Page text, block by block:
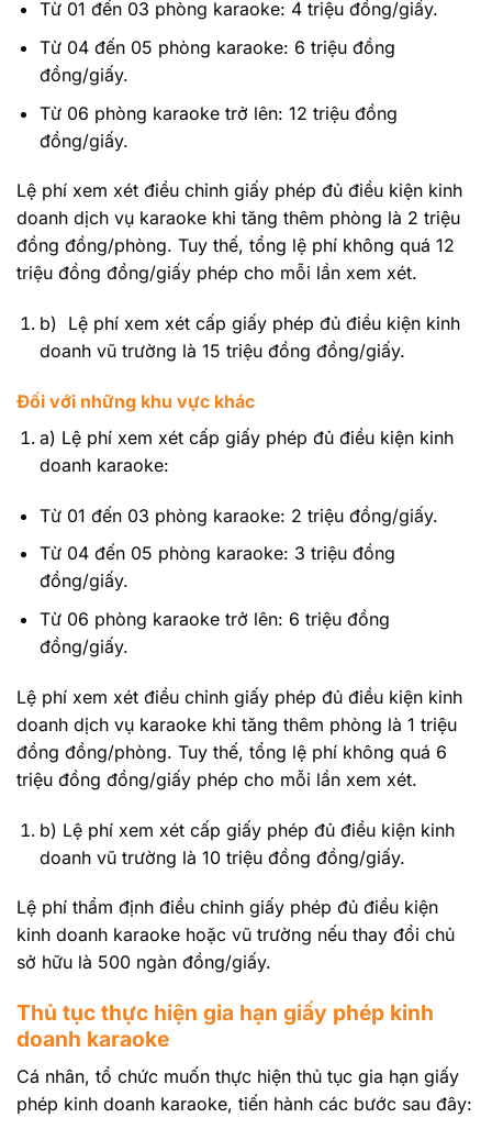
Từ 01 đến 03 phòng karaoke: 4 triệu đồng/giấy.
Từ 04 đến 05 phòng karaoke: 6 triệu đồng
đồng/giấy.
Từ 06 phòng karaoke trở lên: 12 triệu đồng
đồng/giấy.
Lệ phí xem xét điều chỉnh giấy phép đủ điều kiện kinh
doanh dịch vụ karaoke khi tăng thêm phòng là 2 triệu
đồng đồng/phòng. Tuy thế, tổng lệ phí không quá 12
triệu đồng đồng/giấy phép cho mỗi lần xem xét.
b) Lệ phí xem xét cấp giấy phép đủ điều kiện kinh
doanh vũ trường là 15 triệu đồng đồng/giấy.
Đối với những khu vực khác
a) Lệ phí xem xét cấp giấy phép đủ điều kiện kinh
doanh karaoke:
Từ 01 đến 03 phòng karaoke: 2 triệu đồng/giấy.
Từ 04 đến 05 phòng karaoke: 3 triệu đồng
đồng/giấy.
Từ 06 phòng karaoke trở lên: 6 triệu đồng
đồng/giấy.
Lệ phí xem xét điều chỉnh giấy phép đủ điều kiện kinh
doanh dịch vụ karaoke khi tăng thêm phòng là 1 triệu
đồng đồng/phòng. Tuy thế, tổng lệ phí không quá 6
triệu đồng đồng/giấy phép cho mỗi lần xem xét.
b) Lệ phí xem xét cấp giấy phép đủ điều kiện kinh
doanh vũ trường là 10 triệu đồng đồng/giấy.
Lệ phí thẩm định điều chỉnh giấy phép đủ điều kiện
kinh doanh karaoke hoặc vũ trường nếu thay đổi chủ
sở hữu là 500 ngàn đồng/giấy.
Thủ tục thực hiện gia hạn giấy phép kinh
doanh karaoke
Cá nhân, tổ chức muốn thực hiện thủ tục gia hạn giấy
phép kinh doanh karaoke, tiến hành các bước sau đây: